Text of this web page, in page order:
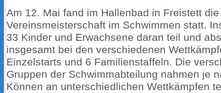
Am 12. Mai fand im Hallenbad in Freistett
Vereinsmeisterschaft im Schwimmen statt.
33 Kinder und Erwachsene daran teil und
insgesamt bei den verschiedenen
Einzelstarts und 6 Familienstaffeln. Die
Gruppen der Schwimmabteilung nahmen je
Können an unterschiedlichen Wettkämpfen